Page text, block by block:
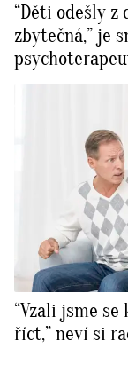
“Děti odešly z
zbytečná,” je
“Vzali jsme
říct,” neví si